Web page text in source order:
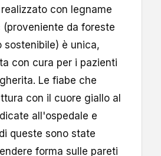
con legname
da foreste
sostenibile) è unica,
con cura per i pazienti
Le fiabe che
con il cuore giallo al
all'ospedale e
queste sono state
forma sulle pareti